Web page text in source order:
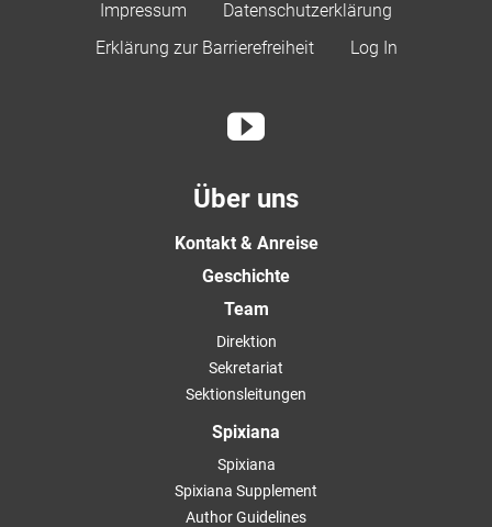
Impressum
Datenschutzerklärung
Erklärung zur Barrierefreiheit
Log In
Über uns
Kontakt & Anreise
Geschichte
Team
Direktion
Sekretariat
Sektionsleitungen
Spixiana
Spixiana
Spixiana Supplement
Author Guidelines